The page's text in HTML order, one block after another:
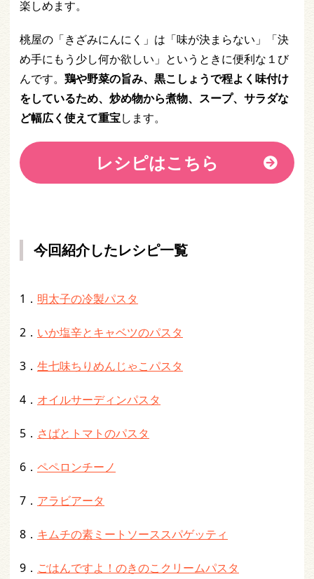
楽しめます。
桃屋の「きざみにんにく」は「味が決まらない」「決
め手にもう少し何か欲しい」というときに便利な１び
んです。 鶏や野菜の旨み、黒こしょうで程よく味付け
をしているため、炒め物から煮物、スープ、サラダな
ど幅広く使えて重宝します。
レシピはこちら
今回紹介したレシピ一覧
1． 明太子の冷製パスタ
2． いか塩辛とキャベツのパスタ
3． 生七味ちりめんじゃこパスタ
4． オイルサーディンパスタ
5． さばとトマトのパスタ
6． ペペロンチーノ
7． アラビアータ
8． キムチの素ミートソーススパゲッティ
9． ごはんですよ！のきのこクリームパスタ